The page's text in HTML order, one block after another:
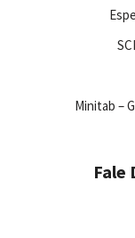
Minitab –
Fale